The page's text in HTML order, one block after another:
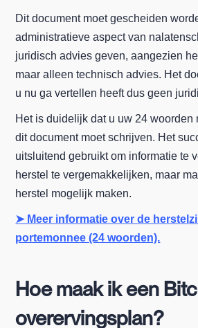
Dit document moet gescheiden
administratieve aspect van
juridisch advies geven, aangezien
maar alleen technisch advies. Het
u nu ga vertellen heeft dus geen
Het is duidelijk dat u uw 24 woorden
dit document moet schrijven. Het
uitsluitend gebruikt om informatie te
herstel te vergemakkelijken, maar
herstel mogelijk maken.
➤ Meer informatie over de
portemonnee (24 woorden).
Hoe maak ik een
overervingsplan?